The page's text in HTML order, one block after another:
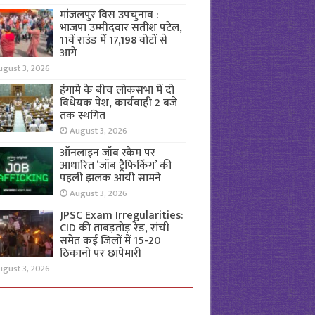
मांजलपुर विस उपचुनाव :
भाजपा उम्मीदवार सतीश पटेल,
11वें राउंड में 17,198 वोटों से
आगे
3, 2026
हंगामे के बीच लोकसभा में दो
विधेयक पेश, कार्यवाही 2 बजे
तक स्थगित
August 3, 2026
ऑनलाइन जॉब स्कैम पर
आधारित ‘जॉब ट्रैफिकिंग’ की
पहली झलक आयी सामने
August 3, 2026
JPSC Exam Irregularities:
CID की ताबड़तोड़ रेड, रांची
समेत कई जिलों में 15-20
ठिकानों पर छापेमारी
3, 2026